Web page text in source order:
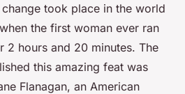
took place in the world
the first woman ever ran
2 hours and 20 minutes. The
this amazing feat was
Flanagan, an American